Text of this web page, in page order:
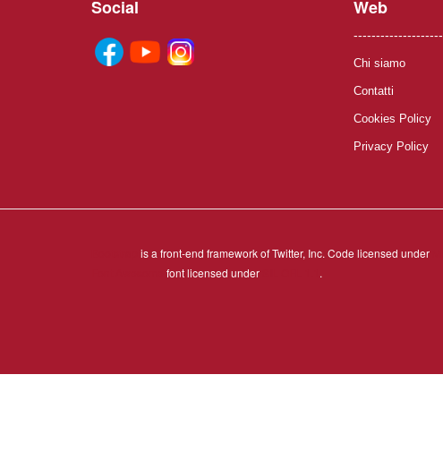
Social Web
--------------------
Chi siamo
Contatti
Cookies Policy
Privacy Policy
is a front-end framework of Twitter, Inc. Code licensed under
font licensed under .